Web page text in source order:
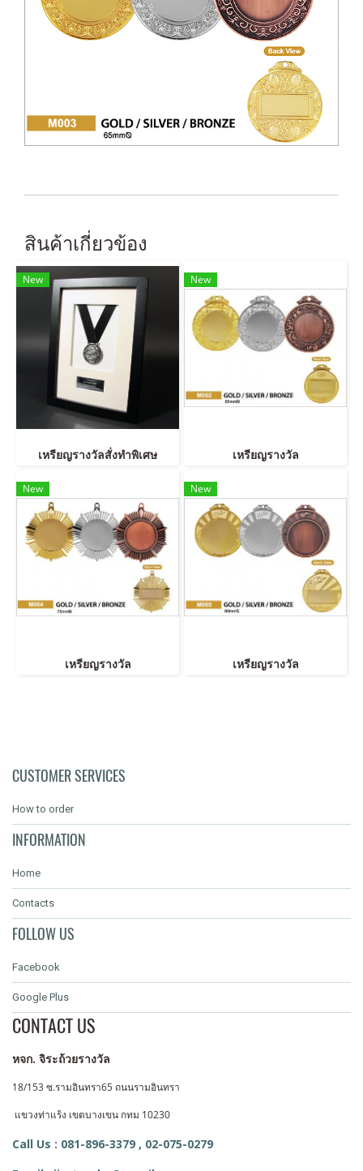
สินค้าเกี่ยวข้อง
New
เหรียญรางวัลสั่งทำพิเศษ
New
เหรียญรางวัล
New
เหรียญรางวัล
New
เหรียญรางวัล
CUSTOMER SERVICES
How to order
INFORMATION
Home
Contacts
FOLLOW US
Facebook
Google Plus
CONTACT US
หจก. จิระถ้วยรางวัล
18/153 ซ.รามอินทรา65 ถนนรามอินทรา
แขวงท่าแร้ง เขตบางเขน กทม 10230
Call Us : 081-896-3379 , 02-075-0279